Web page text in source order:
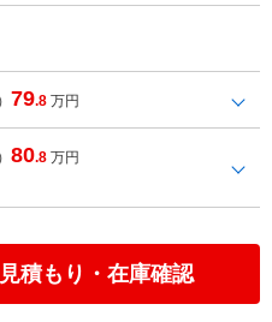
79.8 万円
80.8 万円
見積もり・在庫確認